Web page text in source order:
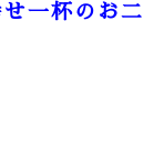
一杯のお二